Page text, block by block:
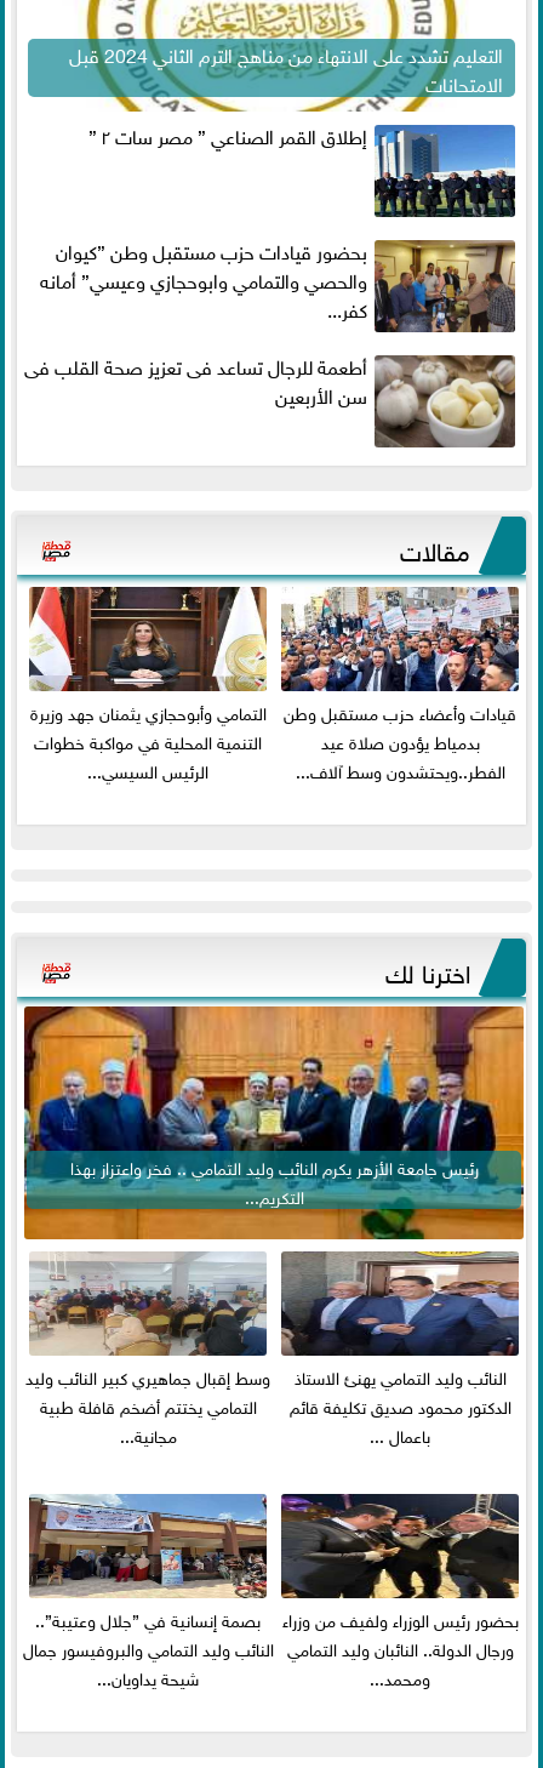
التعليم تشدد على الانتهاء من مناهج الترم الثاني 2024 قبل
الامتحانات
إطلاق القمر الصناعي ” مصر سات ٢ ”
بحضور قيادات حزب مستقبل وطن ”كيوان
والحصي والتمامي وابوحجازي وعيسي” أمانه
كفر...
أطعمة للرجال تساعد فى تعزيز صحة القلب فى
سن الأربعين
مقالات
قيادات وأعضاء حزب مستقبل وطن
بدمياط يؤدون صلاة عيد
الفطر..ويحتشدون وسط آلاف...
التمامي وأبوحجازي يثمنان جهد وزيرة
التنمية المحلية في مواكبة خطوات
الرئيس السيسي...
اخترنا لك
رئيس جامعة الأزهر يكرم النائب وليد التمامي .. فخر واعتزاز بهذا
التكريم...
النائب وليد التمامي يهنئ الاستاذ
الدكتور محمود صديق تكليفة قائم
باعمال ...
وسط إقبال جماهيري كبير النائب وليد
التمامي يختتم أضخم قافلة طبية
مجانية...
بحضور رئيس الوزراء ولفيف من وزراء
ورجال الدولة.. النائبان وليد التمامي
ومحمد...
بصمة إنسانية في ”جلال وعتيبة”..
النائب وليد التمامي والبروفيسور جمال
شيحة يداويان...